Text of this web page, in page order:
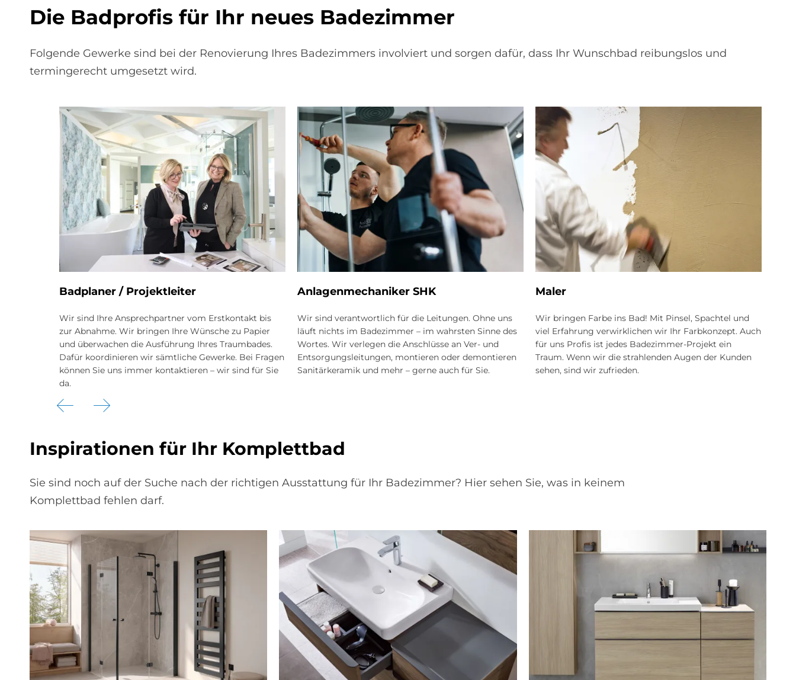
Die Bad­pro­fis für Ihr neu­es Ba­de­zim­mer
Folgende Gewerke sind bei der Renovierung Ihres Badezimmers involviert und sorgen dafür, dass Ihr Wunschbad reibungslos und
termingerecht umgesetzt wird.
Bad­pla­ner / Pro­jekt­lei­ter
Wir sind Ihre Ansprechpartner vom Erstkontakt bis
zur Abnahme. Wir bringen Ihre Wünsche zu Papier
und überwachen die Ausführung Ihres Traumbades.
Dafür koordinieren wir sämtliche Gewerke. Bei Fragen
können Sie uns immer kontaktieren – wir sind für Sie
da.
An­la­gen­me­cha­ni­ker SHK
Wir sind verantwortlich für die Leitungen. Ohne uns
läuft nichts im Badezimmer – im wahrsten Sinne des
Wortes. Wir verlegen die Anschlüsse an Ver- und
Entsorgungsleitungen, montieren oder demontieren
Sanitärkeramik und mehr – gerne auch für Sie.
Ma­ler
Wir bringen Farbe ins Bad! Mit Pinsel, Spachtel und
viel Erfahrung verwirklichen wir Ihr Farbkonzept. Auch
für uns Profis ist jedes Badezimmer-Projekt ein
Traum. Wenn wir die strahlenden Augen der Kunden
sehen, sind wir zufrieden.
In­spi­ra­tio­nen für Ihr Kom­plett­bad
Sie sind noch auf der Suche nach der richtigen Ausstattung für Ihr Badezimmer? Hier sehen Sie, was in keinem
Komplettbad fehlen darf.